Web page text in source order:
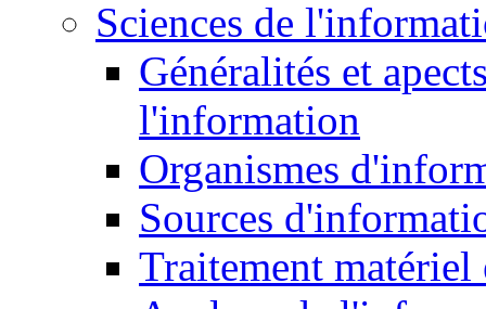
Sciences de
Généralités et
l'information
Organismes
Sources
Traitement matériel